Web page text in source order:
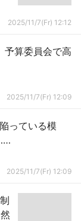
2025/11/7(Fr) 12:12
予算委員会で高
2025/11/7(Fr) 12:09
っている模
2025/11/7(Fr) 12:09